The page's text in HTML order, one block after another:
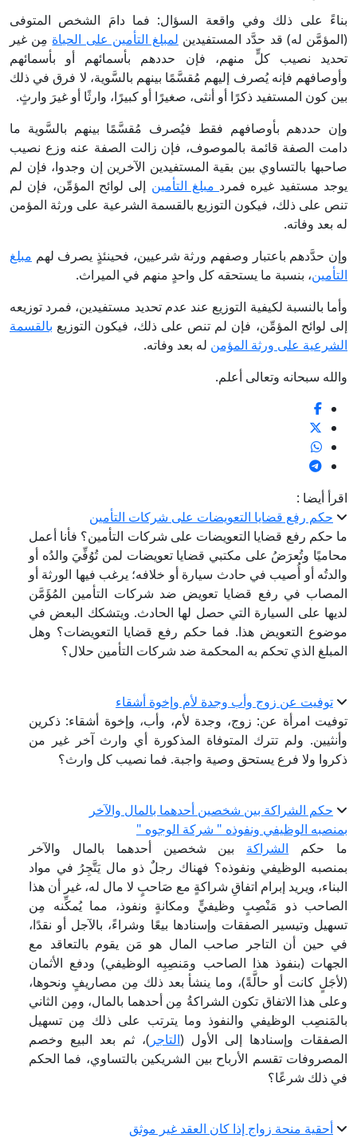
بناءً على ذلك وفي واقعة السؤال: فما دامَ الشخص المتوفى
(المؤمَّن له) قد حدَّد المستفيدين لمبلغ التأمين على الحياة مِن غير
تحديد نصيب كلٍّ منهم، فإن حددهم بأسمائهم أو بأسمائهم
وأوصافهم فإنه يُصرف إليهم مُقسَّمًا بينهم بالسَّوية، لا فرق في ذلك
بين كون المستفيد ذكرًا أو أنثى، صغيرًا أو كبيرًا، وارثًا أو غيرَ وارثٍ.
وإن حددهم بأوصافهم فقط فيُصرف مُقسَّمًا بينهم بالسَّوية ما
دامت الصفة قائمة بالموصوف، فإن زالت الصفة عنه وزع نصيب
صاحبها بالتساوي بين بقية المستفيدين الآخرين إن وجدوا، فإن لم
يوجد مستفيد غيره فمرد مبلغ التأمين إلى لوائح المؤمِّن، فإن لم
تنص على ذلك، فيكون التوزيع بالقسمة الشرعية على ورثة المؤمن
له بعد وفاته.
وإن حدَّدهم باعتبار وصفهم ورثة شرعيين، فحينئذٍ يصرف لهم مبلغ
التأمين، بنسبة ما يستحقه كل واحدٍ منهم في الميراث.
وأما بالنسبة لكيفية التوزيع عند عدم تحديد مستفيدين، فمرد توزيعه
إلى لوائح المؤمِّن، فإن لم تنص على ذلك، فيكون التوزيع بالقسمة
الشرعية على ورثة المؤمن له بعد وفاته.
والله سبحانه وتعالى أعلم.
اقرأ أيضا :
حكم رفع قضايا التعويضات على شركات التأمين
ما حكم رفع قضايا التعويضات على شركات التأمين؟ فأنا أعمل
محاميًا وتُعرَضُ على مكتبي قضايا تعويضات لمن تُوُفِّيَ والدُه أو
والدتُه أو أُصيب في حادث سيارة أو خلافه؛ يرغب فيها الورثة أو
المصاب في رفع قضايا تعويض ضد شركات التأمين المُؤَمَّن
لديها على السيارة التي حصل لها الحادث. ويتشكك البعض في
موضوع التعويض هذا. فما حكم رفع قضايا التعويضات؟ وهل
المبلغ الذي تحكم به المحكمة ضد شركات التأمين حلال؟
توفيت عن زوج وأب وجدة لأم وإخوة أشقاء
توفيت امرأة عن: زوج، وجدة لأم، وأب، وإخوة أشقاء: ذكرين
وأنثيين. ولم تترك المتوفاة المذكورة أي وارث آخر غير من
ذكروا ولا فرع يستحق وصية واجبة. فما نصيب كل وارث؟
حكم الشراكة بين شخصين أحدهما بالمال والآخر
بمنصبه الوظيفي ونفوذه " شركة الوجوه "
ما حكم الشراكة بين شخصين أحدهما بالمال والآخر
بمنصبه الوظيفي ونفوذه؟ فهناك رجلٌ ذو مال يَتَّجِرُ في مواد
البناء، ويريد إبرام اتفاقِ شراكةٍ مع صَاحبٍ لا مال له، غير أن هذا
الصاحب ذو مَنْصِبٍ وظيفيٍّ ومكانةٍ ونفوذ، مما يُمكِّنه مِن
تسهيل وتيسير الصفقات وإسنادها بيعًا وشراءً، بالآجل أو نقدًا،
في حين أن التاجر صاحب المال هو مَن يقوم بالتعاقد مع
الجهات (بنفوذ هذا الصاحب ومَنصِبِه الوظيفي) ودفع الأثمان
(لأجَلٍ كانت أو حالَّةً)، وما ينشأ بعد ذلك مِن مصاريفٍ ونحوها،
وعلى هذا الاتفاق تكون الشراكةُ مِن أحدهما بالمال، ومِن الثاني
بالمَنصِب الوظيفي والنفوذ وما يترتب على ذلك مِن تسهيل
الصفقات وإسنادها إلى الأول (التاجر )، ثم بعد البيع وخصم
المصروفات تقسم الأرباح بين الشريكين بالتساوي، فما الحكم
في ذلك شرعًا؟
أحقية منحة زواج إذا كان العقد غير موثق